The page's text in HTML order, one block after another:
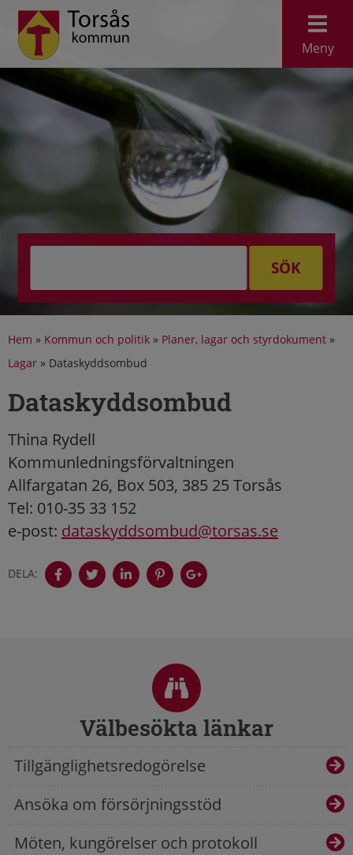
Meny
SÖK
Hem » Kommun och politik » Planer, lagar och styrdokument »
Lagar » Dataskyddsombud
Dataskyddsombud
Thina Rydell
Kommunledningsförvaltningen
Allfargatan 26, Box 503, 385 25 Torsås
Tel: 010-35 33 152
e-post: dataskyddsombud@torsas.se
DELA:
Välbesökta länkar
Tillgänglighetsredogörelse
Ansöka om försörjningsstöd
Möten, kungörelser och protokoll